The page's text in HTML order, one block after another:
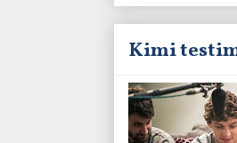
Kimi